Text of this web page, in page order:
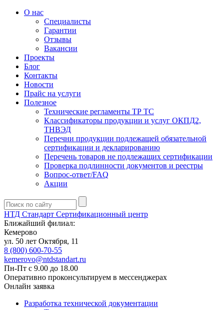
О нас
Специалисты
Гарантии
Отзывы
Вакансии
Проекты
Блог
Контакты
Новости
Прайс на услуги
Полезное
Технические регламенты ТР ТС
Классификаторы продукции и услуг ОКПД2,
ТНВЭД
Перечни продукции подлежащей обязательной
сертификации и декларированию
Перечень товаров не подлежащих сертификации
Проверка подлинности документов и реестры
Вопрос-ответ/FAQ
Акции
НТД Стандарт Сертификационный центр
Ближайший филиал:
Кемерово
ул. 50 лет Октября, 11
8 (800) 600-70-55
kemerovo@ntdstandart.ru
Пн-Пт с 9.00 до 18.00
Оперативно проконсультируем в мессенджерах
Онлайн заявка
Разработка технической документации